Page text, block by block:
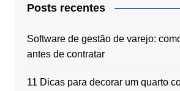
Posts recentes
Software de gestão de varejo:
antes de contratar
11 Dicas para decorar um quarto